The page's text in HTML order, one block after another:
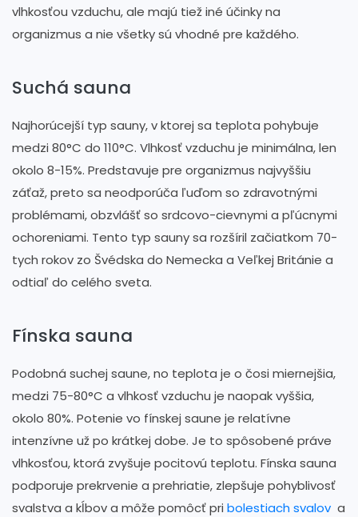
vlhkosťou vzduchu, ale majú tiež iné účinky na
organizmus a nie všetky sú vhodné pre každého.
Suchá sauna
Najhorúcejší typ sauny, v ktorej sa teplota pohybuje
medzi 80°C do 110°C. Vlhkosť vzduchu je minimálna, len
okolo 8-15%. Predstavuje pre organizmus najvyššiu
záťaž, preto sa neodporúča ľuďom so zdravotnými
problémami, obzvlášť so srdcovo-cievnymi a pľúcnymi
ochoreniami. Tento typ sauny sa rozšíril začiatkom 70-
tych rokov zo Švédska do Nemecka a Veľkej Británie a
odtiaľ do celého sveta.
Fínska sauna
Podobná suchej saune, no teplota je o čosi miernejšia,
medzi 75-80°C a vlhkosť vzduchu je naopak vyššia,
okolo 80%. Potenie vo fínskej saune je relatívne
intenzívne už po krátkej dobe. Je to spôsobené práve
vlhkosťou, ktorá zvyšuje pocitovú teplotu. Fínska sauna
podporuje prekrvenie a prehriatie, zlepšuje pohyblivosť
svalstva a kĺbov a môže pomôcť pri bolestiach svalov a